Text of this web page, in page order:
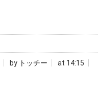
by トッチー
at 14:15